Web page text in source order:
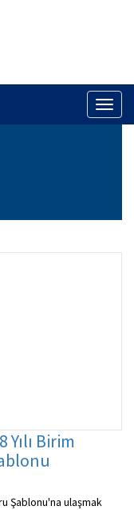
Birim
Şablonu'na ulaşmak